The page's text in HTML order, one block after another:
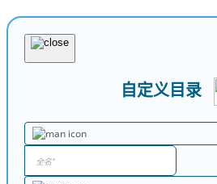
自定义目录